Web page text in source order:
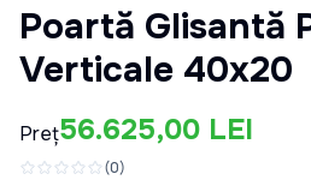
Poartă Glisantă
Verticale 40x20
Preț56.625,00 LEI
(0)